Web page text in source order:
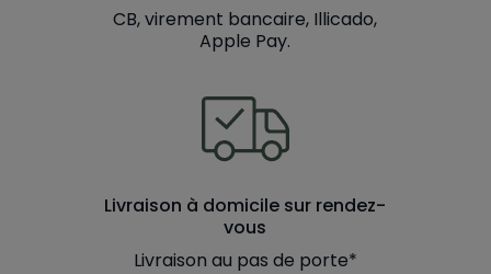
CB, virement bancaire, Illicado,
Apple Pay.
Livraison à domicile sur rendez-
vous
Livraison au pas de porte*